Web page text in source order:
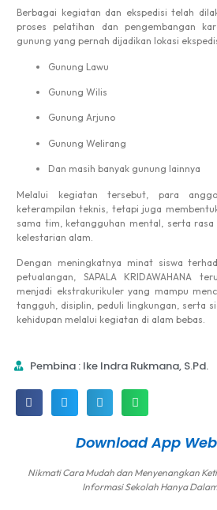
Berbagai kegiatan dan ekspedisi telah
proses pelatihan dan pengembangan
gunung yang pernah dijadikan lokasi
Gunung Lawu
Gunung Wilis
Gunung Arjuno
Gunung Welirang
Dan masih banyak gunung lainnya
Melalui kegiatan tersebut, para
keterampilan teknis, tetapi juga
sama tim, ketangguhan mental, serta
kelestarian alam.
Dengan meningkatnya minat siswa
petualangan, SAPALA KRIDAWAHANA
menjadi ekstrakurikuler yang mampu
tangguh, disiplin, peduli lingkungan, serta
kehidupan melalui kegiatan di alam bebas.
Pembina : Ike Indra Rukmana, S.Pd.
Download App
Nikmati Cara Mudah dan Menyenangkan
Informasi Sekolah Hanya